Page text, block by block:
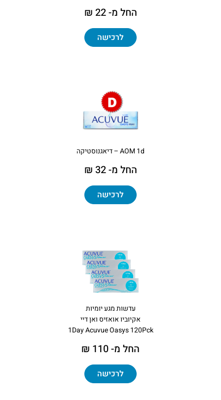
החל מ- 22 ₪
לרכישה
AOM 1d – דיאגנוסטיקה
החל מ- 32 ₪
לרכישה
עדשות מגע יומיות
אקיוביו אואזיס ואן דיי
1Day Acuvue Oasys 120Pck
החל מ- 110 ₪
לרכישה